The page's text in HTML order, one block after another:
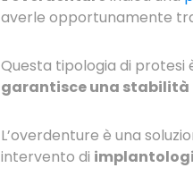
averle opportunamente
Questa tipologia di
garantisce una stabilità
L’overdenture è una
intervento di